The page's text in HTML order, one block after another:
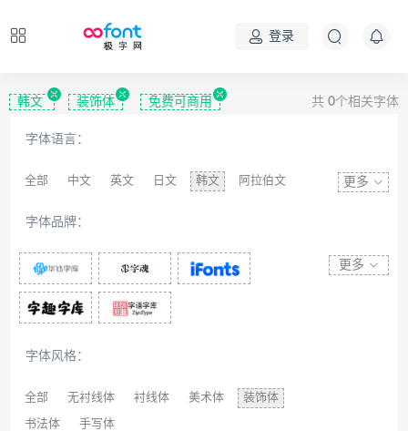
登录
韩文 装饰体 免费可商用 共 0个相关字体
字体语言：
全部 中文 英文 日文 韩文 阿拉伯文
拉丁文 八思巴文
更多
字体品牌：
更多
字体风格：
全部 无衬线体 衬线体 美术体 装饰体
书法体 手写体